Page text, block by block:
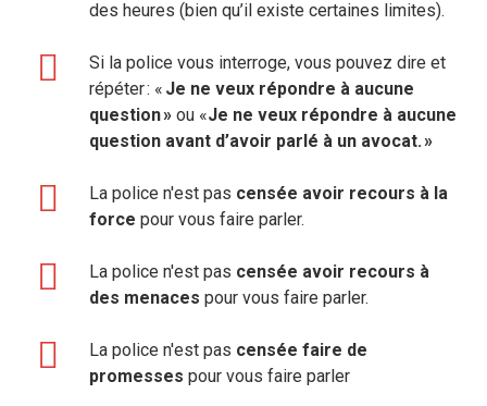
des heures (bien qu’il existe certaines limites).
Si la police vous interroge, vous pouvez dire et
répéter : « Je ne veux répondre à aucune
question » ou «Je ne veux répondre à aucune
question avant d’avoir parlé à un avocat. »
La police n'est pas censée avoir recours à la
force pour vous faire parler.
La police n'est pas censée avoir recours à
des menaces pour vous faire parler.
La police n'est pas censée faire de
promesses pour vous faire parler